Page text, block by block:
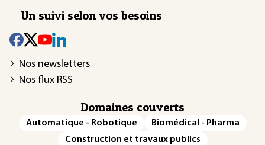
Un suivi selon vos besoins
Nos newsletters
Nos flux RSS
Domaines couverts
Automatique - Robotique
Biomédical - Pharma
Construction et travaux publics